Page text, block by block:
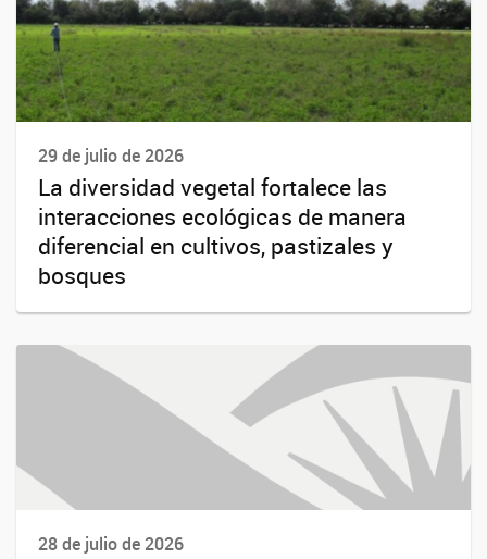
29 de julio de 2026
La diversidad vegetal fortalece las
interacciones ecológicas de manera
diferencial en cultivos, pastizales y
bosques
28 de julio de 2026